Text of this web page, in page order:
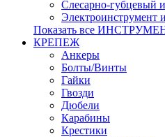
Слесарно-губцевый
Электроинструмент
Показать все
КРЕПЕЖ
Анкеры
Болты/Винты
Гайки
Гвозди
Дюбели
Карабины
Крестики